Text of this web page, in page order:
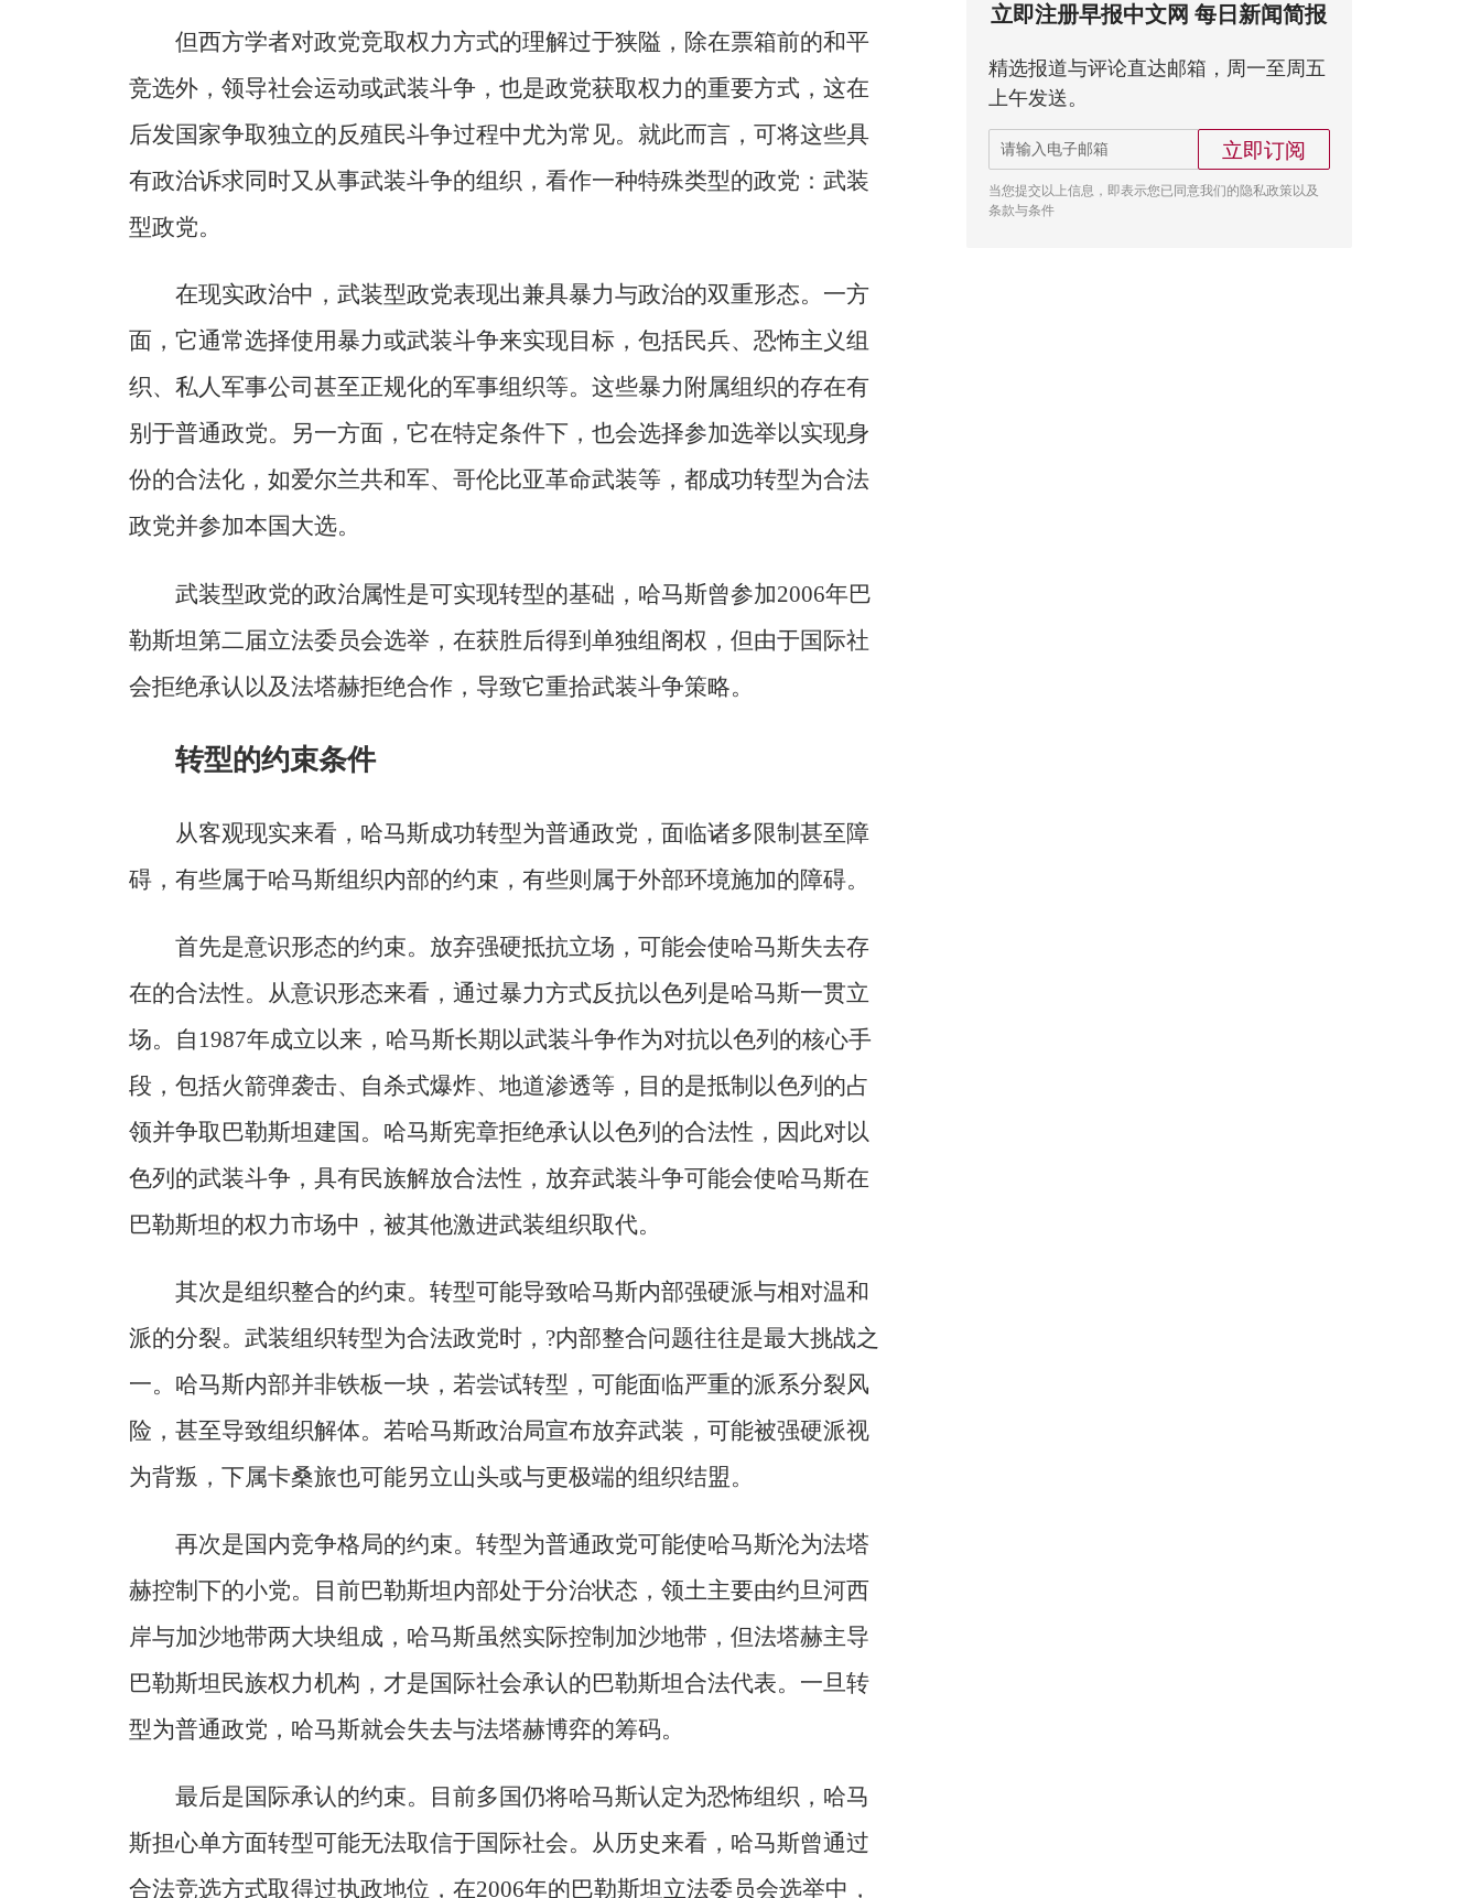
但西方学者对政党竞取权力方式的理解过于狭隘，除在票箱前的和平
竞选外，领导社会运动或武装斗争，也是政党获取权力的重要方式，这在
后发国家争取独立的反殖民斗争过程中尤为常见。就此而言，可将这些具
有政治诉求同时又从事武装斗争的组织，看作一种特殊类型的政党：武装
型政党。
在现实政治中，武装型政党表现出兼具暴力与政治的双重形态。一方
面，它通常选择使用暴力或武装斗争来实现目标，包括民兵、恐怖主义组
织、私人军事公司甚至正规化的军事组织等。这些暴力附属组织的存在有
别于普通政党。另一方面，它在特定条件下，也会选择参加选举以实现身
份的合法化，如爱尔兰共和军、哥伦比亚革命武装等，都成功转型为合法
政党并参加本国大选。
武装型政党的政治属性是可实现转型的基础，哈马斯曾参加2006年巴
勒斯坦第二届立法委员会选举，在获胜后得到单独组阁权，但由于国际社
会拒绝承认以及法塔赫拒绝合作，导致它重拾武装斗争策略。
转型的约束条件
从客观现实来看，哈马斯成功转型为普通政党，面临诸多限制甚至障
碍，有些属于哈马斯组织内部的约束，有些则属于外部环境施加的障碍。
首先是意识形态的约束。放弃强硬抵抗立场，可能会使哈马斯失去存
在的合法性。从意识形态来看，通过暴力方式反抗以色列是哈马斯一贯立
场。自1987年成立以来，哈马斯长期以武装斗争作为对抗以色列的核心手
段，包括火箭弹袭击、自杀式爆炸、地道渗透等，目的是抵制以色列的占
领并争取巴勒斯坦建国。哈马斯宪章拒绝承认以色列的合法性，因此对以
色列的武装斗争，具有民族解放合法性，放弃武装斗争可能会使哈马斯在
巴勒斯坦的权力市场中，被其他激进武装组织取代。
其次是组织整合的约束。转型可能导致哈马斯内部强硬派与相对温和
派的分裂。武装组织转型为合法政党时，?内部整合问题往往是最大挑战之
一。哈马斯内部并非铁板一块，若尝试转型，可能面临严重的派系分裂风
险，甚至导致组织解体。若哈马斯政治局宣布放弃武装，可能被强硬派视
为背叛，下属卡桑旅也可能另立山头或与更极端的组织结盟。
再次是国内竞争格局的约束。转型为普通政党可能使哈马斯沦为法塔
赫控制下的小党。目前巴勒斯坦内部处于分治状态，领土主要由约旦河西
岸与加沙地带两大块组成，哈马斯虽然实际控制加沙地带，但法塔赫主导
巴勒斯坦民族权力机构，才是国际社会承认的巴勒斯坦合法代表。一旦转
型为普通政党，哈马斯就会失去与法塔赫博弈的筹码。
最后是国际承认的约束。目前多国仍将哈马斯认定为恐怖组织，哈马
斯担心单方面转型可能无法取信于国际社会。从历史来看，哈马斯曾通过
合法竞选方式取得过执政地位，在2006年的巴勒斯坦立法委员会选举中，
立即注册早报中文网 每日新闻简报
精选报道与评论直达邮箱，周一至周五
上午发送。
立即订阅
当您提交以上信息，即表示您已同意我们的隐私政策以及
条款与条件